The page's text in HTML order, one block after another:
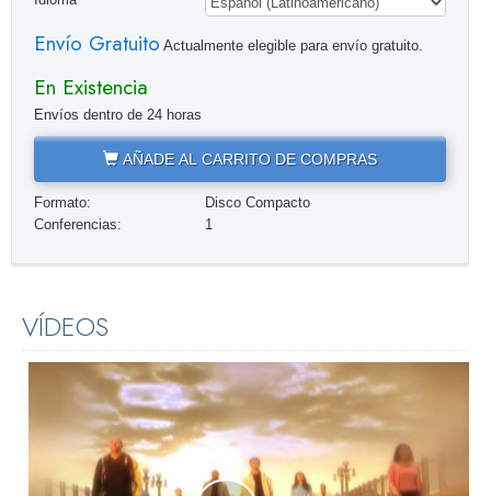
Envío Gratuito Actualmente elegible para envío gratuito.
En Existencia
Envíos dentro de 24 horas
AÑADE AL CARRITO DE COMPRAS
Formato:
Disco Compacto
Conferencias:
1
VÍDEOS